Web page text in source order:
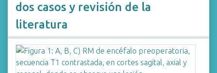
dos casos y revisión de la
literatura